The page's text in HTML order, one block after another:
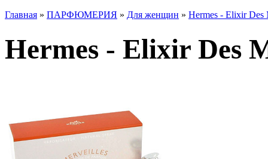
Главная » ПАРФЮМЕРИЯ » Для женщин » Hermes - Elixir Des
Hermes - Elixir Des